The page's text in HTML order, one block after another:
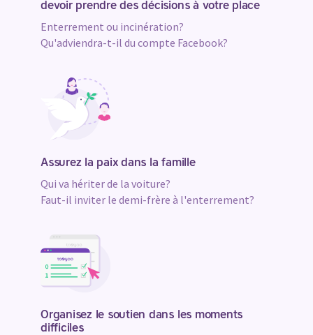
devoir prendre des décisions à votre place
Enterrement ou incinération?
Qu'adviendra-t-il du compte Facebook?
Assurez la paix dans la famille
Qui va hériter de la voiture?
Faut-il inviter le demi-frère à l'enterrement?
Organisez le soutien dans les moments
difficiles